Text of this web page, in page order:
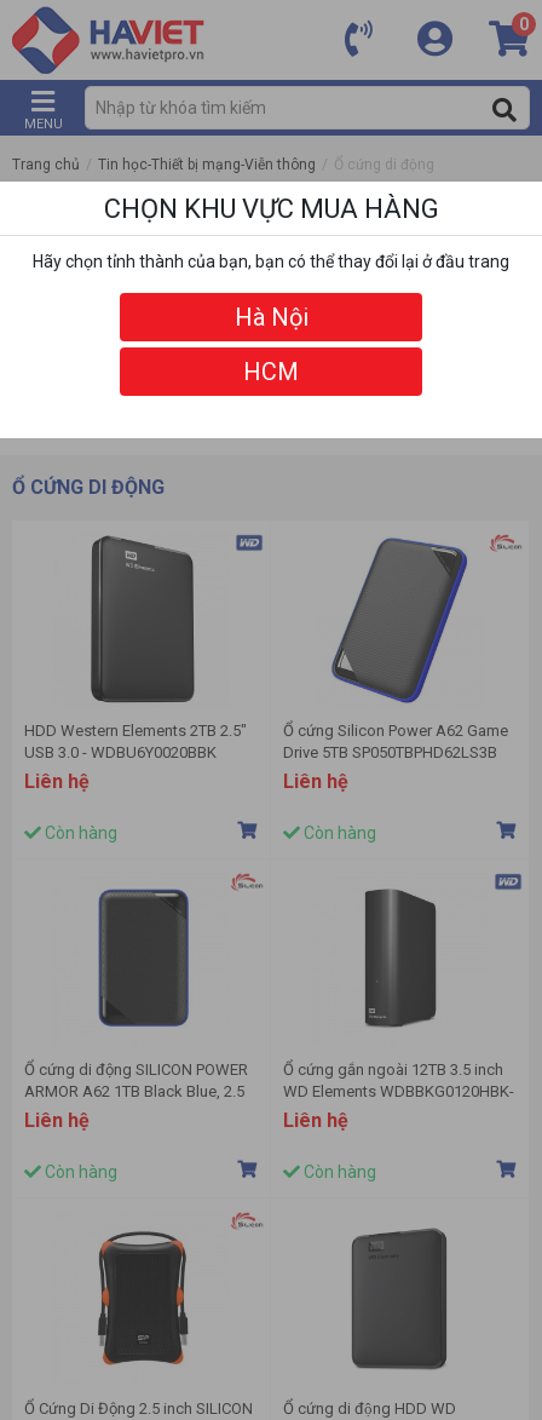
0
MENU
Trang chủ / Tin học-Thiết bị mạng-Viễn thông / Ổ cứng di động
Ổ CỨNG DI ĐỘNG
HDD Western Elements 2TB 2.5"
USB 3.0 - WDBU6Y0020BBK
Liên hệ
Còn hàng
Ổ cứng Silicon Power A62 Game
Drive 5TB SP050TBPHD62LS3B
Liên hệ
Còn hàng
Ổ cứng di động SILICON POWER
ARMOR A62 1TB Black Blue, 2.5
inch (USB 3.1 Gen1/USB 3.0) -
SP010TBPHD62SS3B
Liên hệ
Còn hàng
Ổ cứng gắn ngoài 12TB 3.5 inch
WD Elements WDBBKG0120HBK-
SESN
Liên hệ
Còn hàng
Ổ Cứng Di Động 2.5 inch SILICON
Ổ cứng di động HDD WD
CHỌN KHU VỰC MUA HÀNG
Hãy chọn tỉnh thành của bạn, bạn có thể thay đổi lại ở đầu trang
Hà Nội
HCM